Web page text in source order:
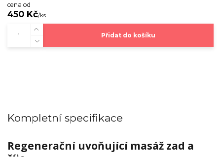
cena od
450 Kč/ks
Přidat do košíku
Kompletní specifikace
Regenerační uvoňující masáž zad a